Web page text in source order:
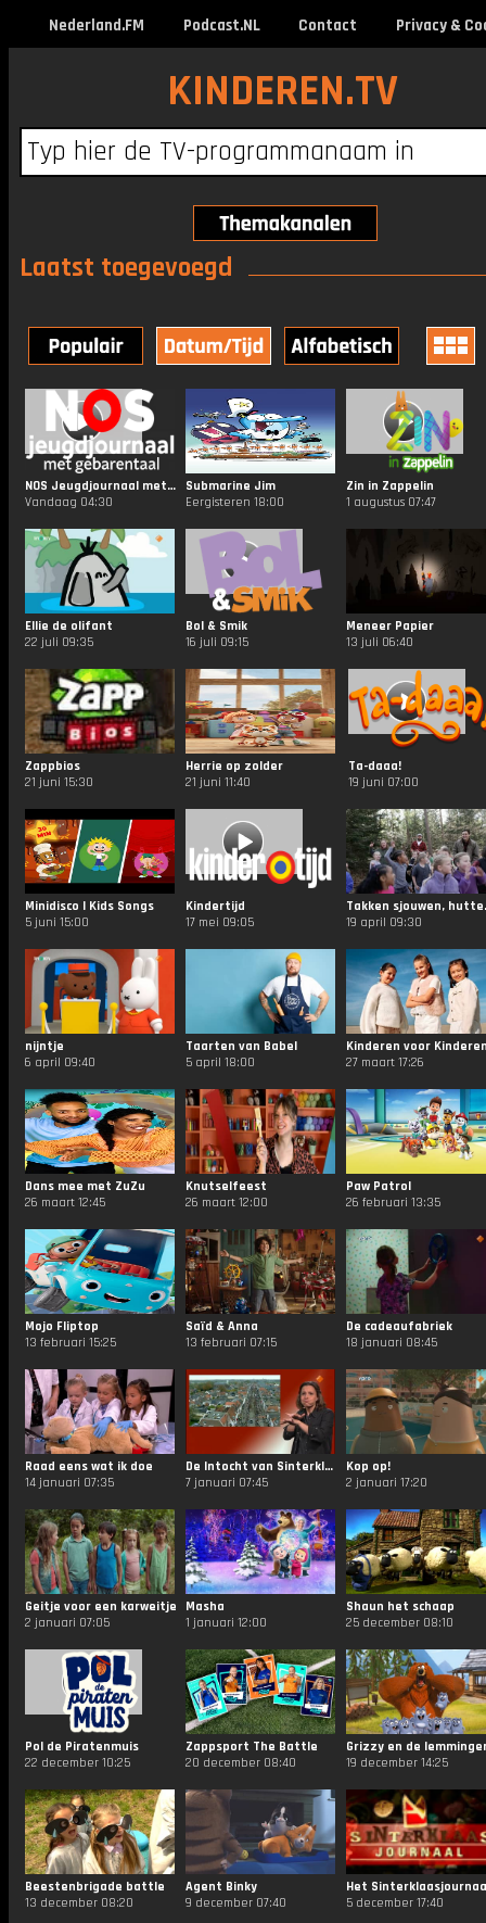
Nederland.FM Podcast.NL Contact Privacy &
KINDEREN.TV
Laatst toegevoegd
NOS Jeugdjournaal met Gebarentaal
Vandaag 04:30
Submarine Jim
Eergisteren 18:00
Zin in Zappelin
1 augustus 07:47
Ellie de olifant
22 juli 09:35
Bol & Smik
16 juli 09:15
Meneer Papier
13 juli 06:40
Zappbios
21 juni 15:30
Herrie op zolder
21 juni 11:40
Ta-daaa!
19 juni 07:00
Minidisco | Kids Songs
5 juni 15:00
Kindertijd
17 mei 09:05
19 april 09:30
nijntje
6 april 09:40
Taarten van Babel
5 april 18:00
Kinderen voor
27 maart 17:26
Dans mee met ZuZu
26 maart 12:45
Knutselfeest
26 maart 12:00
Paw Patrol
26 februari 13:35
Mojo Fliptop
13 februari 15:25
Saïd & Anna
13 februari 07:15
De cadeaufabriek
18 januari 08:45
Raad eens wat ik doe
14 januari 07:35
De Intocht van Sinterklaas
7 januari 07:45
Kop op!
2 januari 17:20
Geitje voor een karweitje
2 januari 07:05
Masha
1 januari 12:00
Shaun het schaap
25 december 08:10
Pol de Piratenmuis
22 december 10:25
Zappsport The Battle
20 december 08:40
Grizzy en de
19 december 14:25
Beestenbrigade battle
13 december 08:20
Agent Binky
9 december 07:40
Het
5 december 17:40